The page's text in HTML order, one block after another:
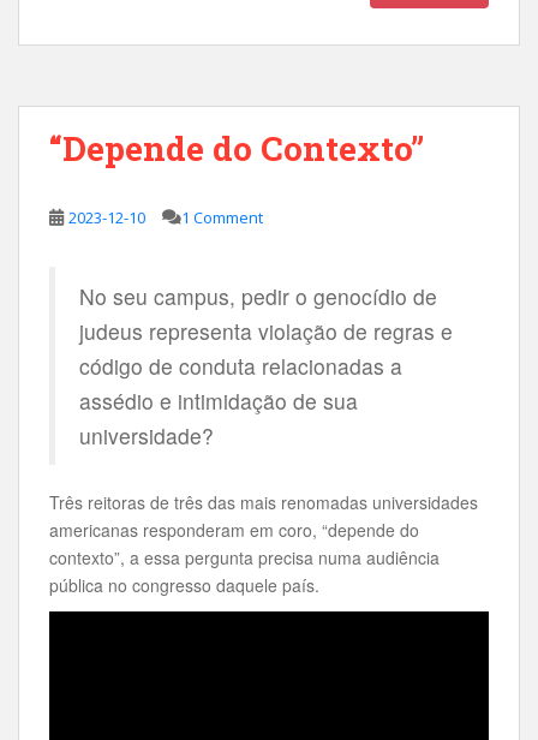
“Depende do Contexto”
2023-12-10 1 Comment
No seu campus, pedir o genocídio de
judeus representa violação de regras e
código de conduta relacionadas a
assédio e intimidação de sua
universidade?
Três reitoras de três das mais renomadas universidades
americanas responderam em coro, “depende do
contexto”, a essa pergunta precisa numa audiência
pública no congresso daquele país.